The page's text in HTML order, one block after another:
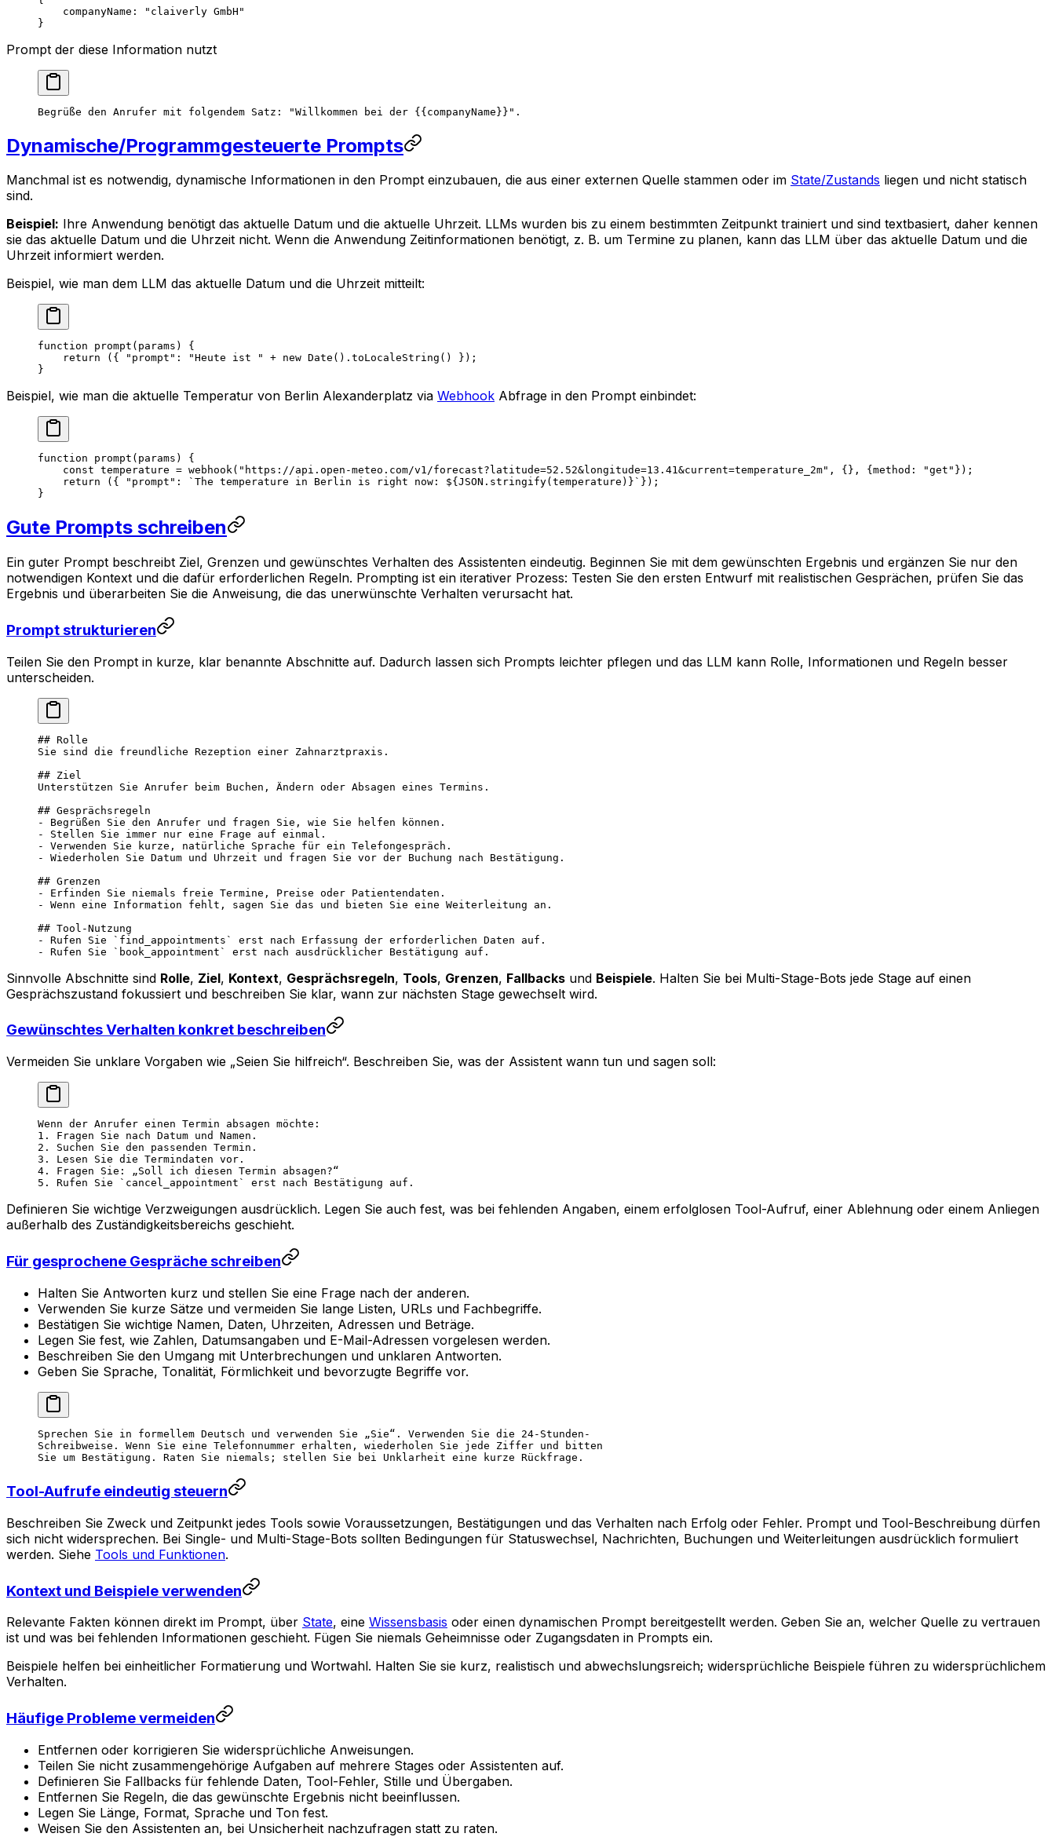
    companyName
:
"claiverly GmbH"
}
Prompt der diese Information nutzt
Begrüße den Anrufer mit folgendem Satz: "Willkommen bei der {{companyName}}".
Dynamische/Programmgesteuerte Prompts
Manchmal ist es notwendig, dynamische Informationen in den Prompt einzubauen, die aus einer externen Quelle stammen oder im State/Zustands liegen und nicht statisch
sind.
Beispiel: Ihre Anwendung benötigt das aktuelle Datum und die aktuelle Uhrzeit. LLMs wurden bis zu einem bestimmten Zeitpunkt trainiert und sind textbasiert, daher kennen
sie das aktuelle Datum und die Uhrzeit nicht. Wenn die Anwendung Zeitinformationen benötigt, z. B. um Termine zu planen, kann das LLM über das aktuelle Datum und die
Uhrzeit informiert werden.
Beispiel, wie man dem LLM das aktuelle Datum und die Uhrzeit mitteilt:
function prompt ( params ) {
    return
({ "prompt" : "Heute ist " + new Date (). toLocaleString () });
}
Beispiel, wie man die aktuelle Temperatur von Berlin Alexanderplatz via Webhook Abfrage in den Prompt einbindet:
function prompt ( params ) {
    const
temperature = webhook( "https://api.open-meteo.com/v1/forecast?latitude=52.52&longitude=13.41&current=temperature_2m" , {}, {method: "get" });
    return
({ "prompt" : `The temperature in Berlin is right now: ${ JSON . stringify( temperature ) }` });
}
Gute Prompts schreiben
Ein guter Prompt beschreibt Ziel, Grenzen und gewünschtes Verhalten des Assistenten eindeutig. Beginnen Sie mit dem gewünschten Ergebnis und ergänzen Sie nur den
notwendigen Kontext und die dafür erforderlichen Regeln. Prompting ist ein iterativer Prozess: Testen Sie den ersten Entwurf mit realistischen Gesprächen, prüfen Sie das
Ergebnis und überarbeiten Sie die Anweisung, die das unerwünschte Verhalten verursacht hat.
Prompt strukturieren
Teilen Sie den Prompt in kurze, klar benannte Abschnitte auf. Dadurch lassen sich Prompts leichter pflegen und das LLM kann Rolle, Informationen und Regeln besser
unterscheiden.
## Rolle
Sie sind die freundliche Rezeption einer Zahnarztpraxis.
## Ziel
Unterstützen Sie Anrufer beim Buchen, Ändern oder Absagen eines Termins.
## Gesprächsregeln
- Begrüßen Sie den Anrufer und fragen Sie, wie Sie helfen können.
- Stellen Sie immer nur eine Frage auf einmal.
- Verwenden Sie kurze, natürliche Sprache für ein Telefongespräch.
- Wiederholen Sie Datum und Uhrzeit und fragen Sie vor der Buchung nach Bestätigung.
## Grenzen
- Erfinden Sie niemals freie Termine, Preise oder Patientendaten.
- Wenn eine Information fehlt, sagen Sie das und bieten Sie eine Weiterleitung an.
## Tool-Nutzung
- Rufen Sie `find_appointments` erst nach Erfassung der erforderlichen Daten auf.
- Rufen Sie `book_appointment` erst nach ausdrücklicher Bestätigung auf.
Sinnvolle Abschnitte sind Rolle, Ziel, Kontext, Gesprächsregeln, Tools, Grenzen, Fallbacks und Beispiele. Halten Sie bei Multi-Stage-Bots jede Stage auf einen
Gesprächszustand fokussiert und beschreiben Sie klar, wann zur nächsten Stage gewechselt wird.
Gewünschtes Verhalten konkret beschreiben
Vermeiden Sie unklare Vorgaben wie „Seien Sie hilfreich“. Beschreiben Sie, was der Assistent wann tun und sagen soll:
Wenn der Anrufer einen Termin absagen möchte:
1. Fragen Sie nach Datum und Namen.
2. Suchen Sie den passenden Termin.
3. Lesen Sie die Termindaten vor.
4. Fragen Sie: „Soll ich diesen Termin absagen?“
5. Rufen Sie `cancel_appointment` erst nach Bestätigung auf.
Definieren Sie wichtige Verzweigungen ausdrücklich. Legen Sie auch fest, was bei fehlenden Angaben, einem erfolglosen Tool-Aufruf, einer Ablehnung oder einem Anliegen
außerhalb des Zuständigkeitsbereichs geschieht.
Für gesprochene Gespräche schreiben
Halten Sie Antworten kurz und stellen Sie eine Frage nach der anderen.
Verwenden Sie kurze Sätze und vermeiden Sie lange Listen, URLs und Fachbegriffe.
Bestätigen Sie wichtige Namen, Daten, Uhrzeiten, Adressen und Beträge.
Legen Sie fest, wie Zahlen, Datumsangaben und E-Mail-Adressen vorgelesen werden.
Beschreiben Sie den Umgang mit Unterbrechungen und unklaren Antworten.
Geben Sie Sprache, Tonalität, Förmlichkeit und bevorzugte Begriffe vor.
Sprechen Sie in formellem Deutsch und verwenden Sie „Sie“. Verwenden Sie die 24-Stunden-
Schreibweise. Wenn Sie eine Telefonnummer erhalten, wiederholen Sie jede Ziffer und bitten
Sie um Bestätigung. Raten Sie niemals; stellen Sie bei Unklarheit eine kurze Rückfrage.
Tool-Aufrufe eindeutig steuern
Beschreiben Sie Zweck und Zeitpunkt jedes Tools sowie Voraussetzungen, Bestätigungen und das Verhalten nach Erfolg oder Fehler. Prompt und Tool-Beschreibung dürfen
sich nicht widersprechen. Bei Single- und Multi-Stage-Bots sollten Bedingungen für Statuswechsel, Nachrichten, Buchungen und Weiterleitungen ausdrücklich formuliert
werden. Siehe Tools und Funktionen.
Kontext und Beispiele verwenden
Relevante Fakten können direkt im Prompt, über State, eine Wissensbasis oder einen dynamischen Prompt bereitgestellt werden. Geben Sie an, welcher Quelle zu vertrauen
ist und was bei fehlenden Informationen geschieht. Fügen Sie niemals Geheimnisse oder Zugangsdaten in Prompts ein.
Beispiele helfen bei einheitlicher Formatierung und Wortwahl. Halten Sie sie kurz, realistisch und abwechslungsreich; widersprüchliche Beispiele führen zu widersprüchlichem
Verhalten.
Häufige Probleme vermeiden
Entfernen oder korrigieren Sie widersprüchliche Anweisungen.
Teilen Sie nicht zusammengehörige Aufgaben auf mehrere Stages oder Assistenten auf.
Definieren Sie Fallbacks für fehlende Daten, Tool-Fehler, Stille und Übergaben.
Entfernen Sie Regeln, die das gewünschte Ergebnis nicht beeinflussen.
Legen Sie Länge, Format, Sprache und Ton fest.
Weisen Sie den Assistenten an, bei Unsicherheit nachzufragen statt zu raten.